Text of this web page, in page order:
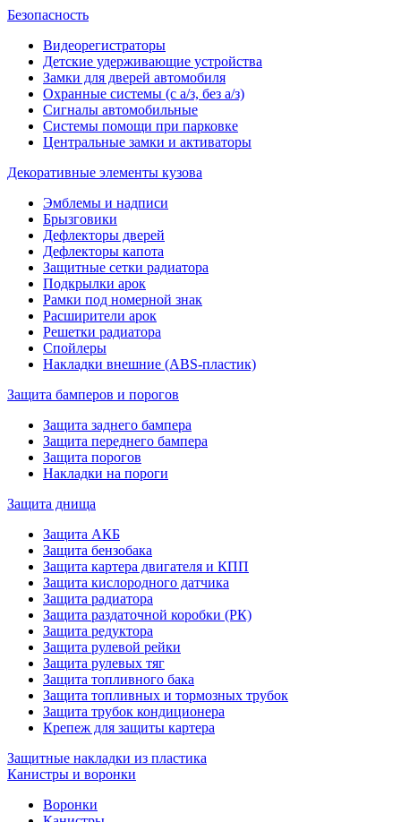
Безопасность
Видеорегистраторы
Детские удерживающие устройства
Замки для дверей автомобиля
Охранные системы (с а/з, без а/з)
Сигналы автомобильные
Системы помощи при парковке
Центральные замки и активаторы
Декоративные элементы кузова
Эмблемы и надписи
Брызговики
Дефлекторы дверей
Дефлекторы капота
Защитные сетки радиатора
Подкрылки арок
Рамки под номерной знак
Расширители арок
Решетки радиатора
Спойлеры
Накладки внешние (ABS-пластик)
Защита бамперов и порогов
Защита заднего бампера
Защита переднего бампера
Защита порогов
Накладки на пороги
Защита днища
Защита АКБ
Защита бензобака
Защита картера двигателя и КПП
Защита кислородного датчика
Защита радиатора
Защита раздаточной коробки (РК)
Защита редуктора
Защита рулевой рейки
Защита рулевых тяг
Защита топливного бака
Защита топливных и тормозных трубок
Защита трубок кондиционера
Крепеж для защиты картера
Защитные накладки из пластика
Канистры и воронки
Воронки